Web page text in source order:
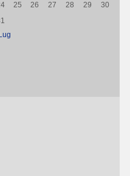
25 26 27 28 29
30